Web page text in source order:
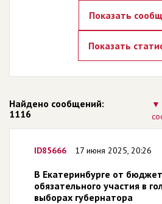
Найдено сообщений:
1116
ID85666 17 июня 2025, 20:26
В Екатеринбурге от
обязательного участия в
выборах губернатора